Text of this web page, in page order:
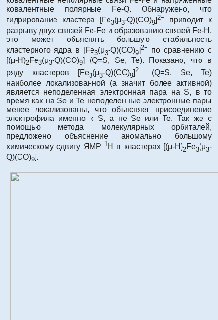
ковалентные полярные Fe-Q. Обнаружено, что
гидрирование кластера [Fe3(μ3-Q)(CO)9]2−
приводит к
разрыву двух связей Fe-Fe и образованию связей Fe-H,
это может объяснять большую стабильность
кластерного ядра в [Fe3(μ3-Q)(CO)9] 2− по сравнению с
[(μ-H)2Fe3(μ3-Q)(CO)9] (Q=S, Se, Te). Показано, что в
ряду кластеров [Fe3(μ3-Q)(CO)9 ]2−
(Q=S, Se, Te)
наиболее локализованной (а значит более активной)
является неподеленная электронная пара на S, в то
время как на Se и Te неподеленные электронные пары
менее локализованы, что объясняет присоединение
электрофила именно к S, а не Se или Te. Так же с
помощью метода молекулярных орбиталей,
предложено объяснение аномально большому
химическому сдвигу ЯМР 1 H в кластерах [(μ-H)2Fe3(μ3-
Q)(CO)9].